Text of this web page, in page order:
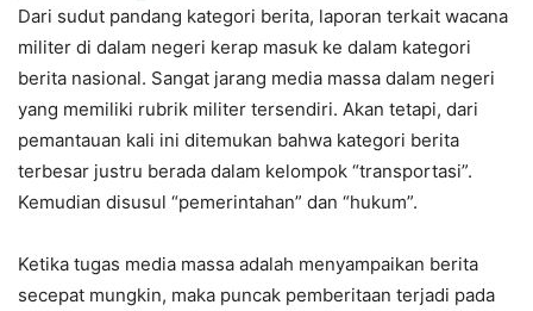
Dari sudut pandang kategori berita, laporan terkait wacana
militer di dalam negeri kerap masuk ke dalam kategori
berita nasional. Sangat jarang media massa dalam negeri
yang memiliki rubrik militer tersendiri. Akan tetapi, dari
pemantauan kali ini ditemukan bahwa kategori berita
terbesar justru berada dalam kelompok “transportasi”.
Kemudian disusul “pemerintahan” dan “hukum”.
Ketika tugas media massa adalah menyampaikan berita
secepat mungkin, maka puncak pemberitaan terjadi pada